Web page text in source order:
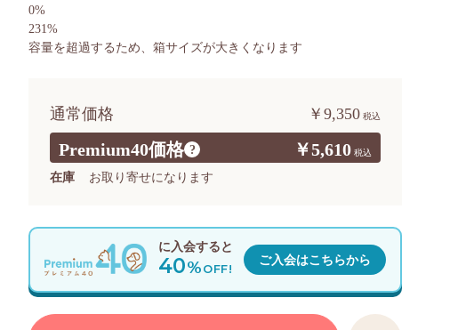
Premium40価格 ? ￥5,610
通常価格 ￥9,350
在庫 お取り寄せになります
0%
231%
容量を超過するため、箱サイズが大きくなります
に入会すると
40%OFF!
ご入会はこちらから